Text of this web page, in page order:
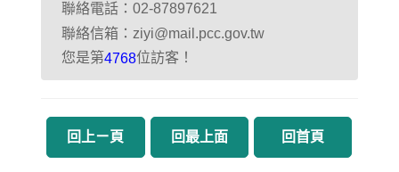
聯絡電話：02-87897621
聯絡信箱：ziyi@mail.pcc.gov.tw
您是第4768位訪客！
回上ㄧ頁 回最上面 回首頁